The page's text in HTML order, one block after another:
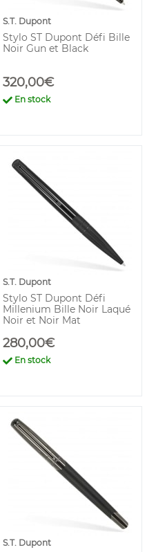
S.T. Dupont
Stylo ST Dupont Défi Bille
Noir Gun et Black
320,00€
En stock
S.T. Dupont
Stylo ST Dupont Défi
Millenium Bille Noir Laqué
Noir et Noir Mat
280,00€
En stock
S.T. Dupont